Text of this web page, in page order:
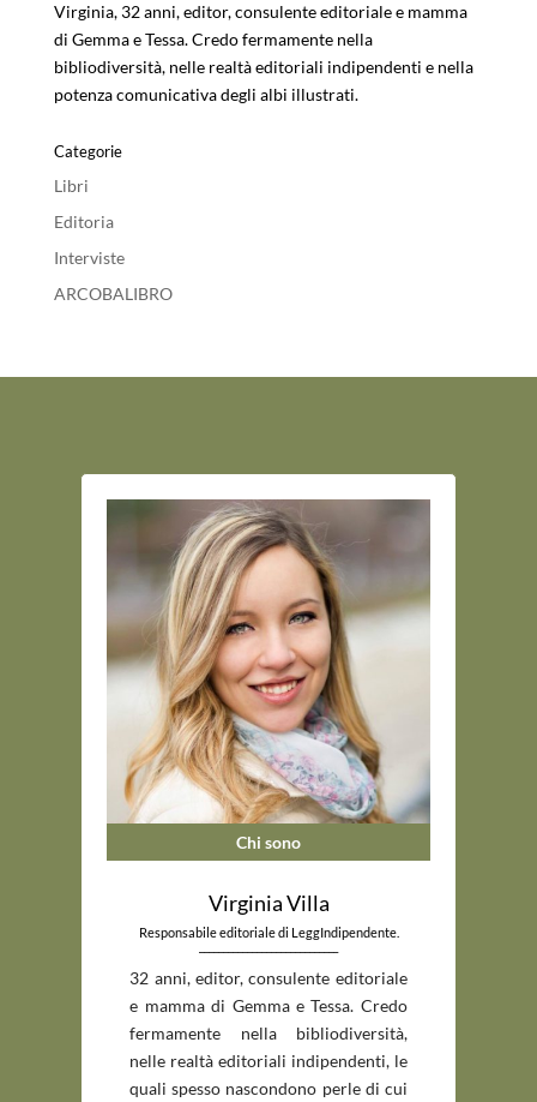
Virginia, 32 anni, editor, consulente editoriale e mamma
di Gemma e Tessa. Credo fermamente nella
bibliodiversità, nelle realtà editoriali indipendenti e nella
potenza comunicativa degli albi illustrati.
Categorie
Libri
Editoria
Interviste
ARCOBALIBRO
Chi sono
Virginia Villa
Responsabile editoriale di LeggIndipendente.
32 anni, editor, consulente editoriale
e mamma di Gemma e Tessa. Credo
fermamente nella bibliodiversità,
nelle realtà editoriali indipendenti, le
quali spesso nascondono perle di cui